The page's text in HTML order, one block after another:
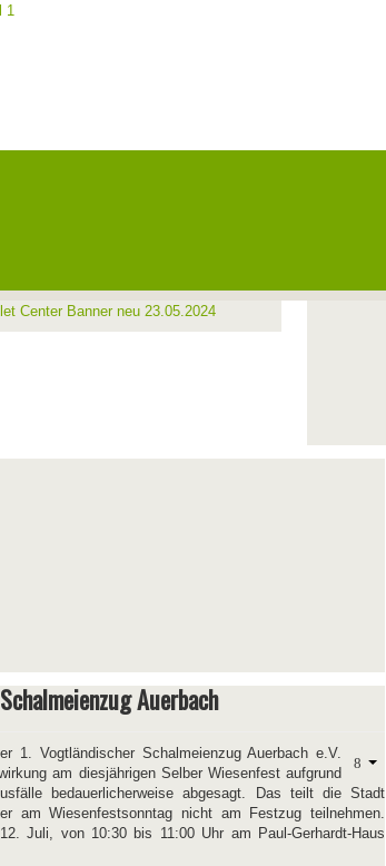
Auerbach
1. Vogtländischer Schalmeienzug Auerbach e.V.
am diesjährigen Selber Wiesenfest aufgrund
bedauerlicherweise abgesagt. Das teilt die Stadt
am Wiesenfestsonntag nicht am Festzug teilnehmen.
Juli, von 10:30 bis 11:00 Uhr am Paul-Gerhardt-Haus